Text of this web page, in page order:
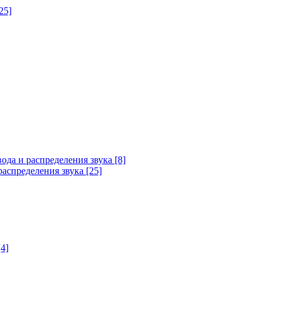
и распределения звука [8]
звука [25]